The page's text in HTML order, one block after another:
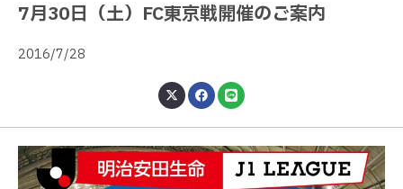
7月30日（土）FC東京戦開催のご案内
2016/7/28